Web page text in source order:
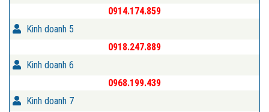
0914.174.859
Kinh doanh 5
0918.247.889
Kinh doanh 6
0968.199.439
Kinh doanh 7